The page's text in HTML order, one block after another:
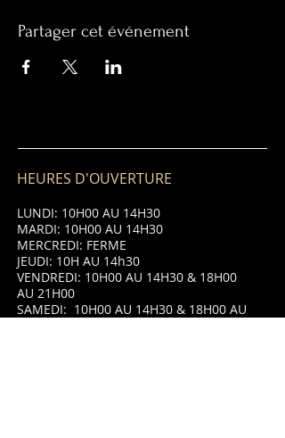
Partager cet événement
HEURES D'OUVERTURE
LUNDI: 10H00 AU 14H30
MARDI: 10H00 AU 14H30
MERCREDI: FERME
JEUDI: 10H AU 14h30
VENDREDI: 10H00 AU 14H30 & 18H00
AU 21H00
SAMEDI: 10H00 AU 14H30 & 18H00 AU